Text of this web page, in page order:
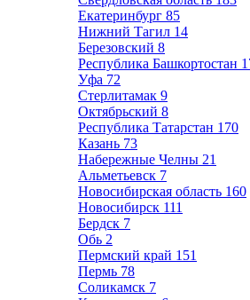
Екатеринбург 85
Нижний Тагил 14
Березовский 8
Республика Башкортостан
Уфа 72
Стерлитамак 9
Октябрьский 8
Республика Татарстан 170
Казань 73
Набережные Челны 21
Альметьевск 7
Новосибирская область 160
Новосибирск 111
Бердск 7
Обь 2
Пермский край 151
Пермь 78
Соликамск 7